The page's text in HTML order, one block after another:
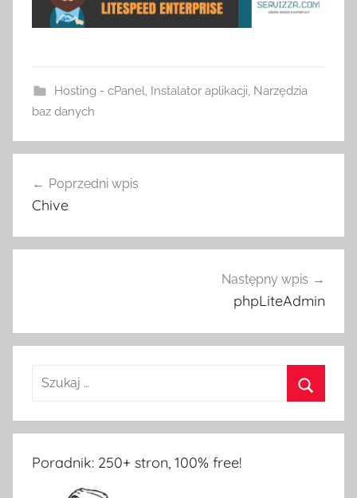
Hosting - cPanel, Instalator aplikacji, Narzędzia
baz danych
wpisu
Poprzedni wpis
Chive
Następny wpis
phpLiteAdmin
Poradnik: 250+ stron, 100% free!